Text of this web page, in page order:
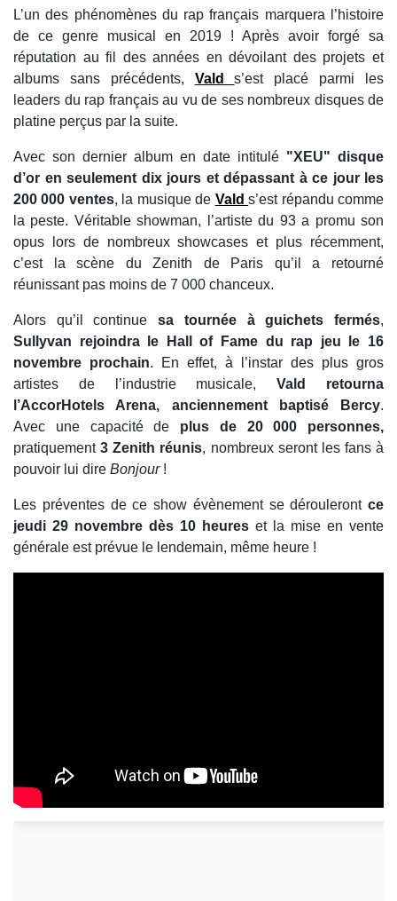
L’un des phénomènes du rap français marquera l’histoire
de ce genre musical en 2019 ! Après avoir forgé sa
réputation au fil des années en dévoilant des projets et
albums sans précédents, Valds’est placé parmi les
leaders du rap français au vu de ses nombreux disques de
platine perçus par la suite.
Avec son dernier album en date intitulé "XEU" disque
d’or en seulement dix jours et dépassant à ce jour les
200 000 ventes, la musique de Valds’est répandu comme
la peste. Véritable showman, l’artiste du 93 a promu son
opus lors de nombreux showcases et plus récemment,
c’est la scène du Zenith de Paris qu’il a retourné
réunissant pas moins de 7 000 chanceux.
Alors qu’il continuesa tournée à guichets fermés,
Sullyvan rejoindra le Hall of Fame du rap jeu le 16
novembre prochain. En effet, à l’instar des plus gros
artistes de l’industrie musicale, Vald retourna
l’AccorHotels Arena, anciennement baptisé Bercy.
Avec une capacité de plus de 20 000 personnes,
pratiquement3 Zenith réunis, nombreux seront les fans à
pouvoir lui dire Bonjour!
Les préventes de ce show évènement se déroulerontce
jeudi 29 novembre dès 10 heures et la mise en vente
générale est prévue le lendemain, même heure !